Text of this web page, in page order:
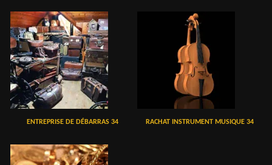
ENTREPRISE DE DÉBARRAS 34 RACHAT INSTRUMENT MUSIQUE 34